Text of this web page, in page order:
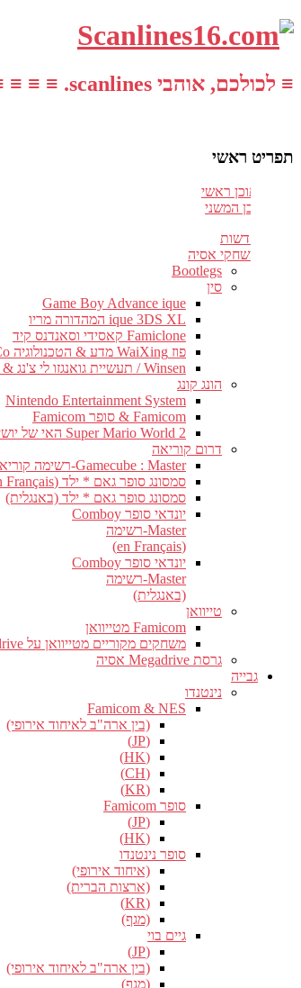
≡ לכולכם, אוהבי scanlines. ≡ ≡ ≡ ≡
תפריט ראשי
עבור לתוכן ראשי
דלג לתוכן המשני
חדשות
משחקי אסיה
Bootlegs
סין
Game Boy Advance ique
ique 3DS XL המהדורה מריו
Famiclone קאסידי וסאנדנס קיד
פוז WaiXing מדע & הטכנולוגיה Co. בע"מ.
Winsen / תעשיית גואנגזו לי צ'נג & מסחר Co.
הונג קונג
Nintendo Entertainment System
Famicom & סופר Famicom
Super Mario World 2 האי של יושי
דרום קוריאה
Gamecube : Master-רשימה קוריאנית !
סמסונג סופר גאם * ילד (en Français)
סמסונג סופר גאם * ילד (באנגלית)
יונדאי סופר Comboy
Master-רשימה
(en Français)
יונדאי סופר Comboy
Master-רשימה
(באנגלית)
טייוואן
Famicom מטייוואן
משחקים מקוריים מטייוואן על Megadrive
גרסת Megadrive אסיה
גבייה
נינטנדו
Famicom & NES
(בין ארה"ב לאיחוד אירופי)
(JP)
(HK)
(CH)
(KR)
סופר Famicom
(JP)
(HK)
סופר נינטנדו
(איחוד אירופי)
(ארצות הברית)
(KR)
(מגף)
גיים בוי
(JP)
(בין ארה"ב לאיחוד אירופי)
(מגף)